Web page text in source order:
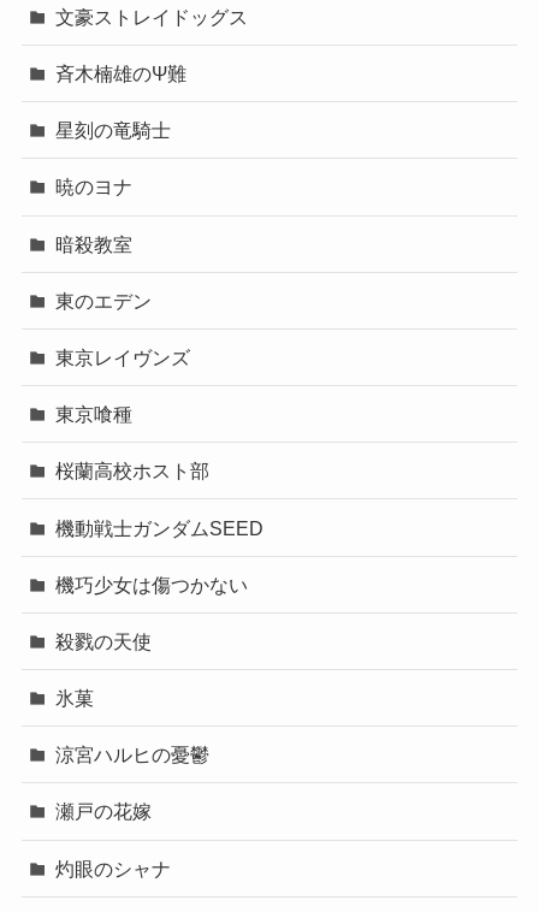
文豪ストレイドッグス
斉木楠雄のΨ難
星刻の竜騎士
暁のヨナ
暗殺教室
東のエデン
東京レイヴンズ
東京喰種
桜蘭高校ホスト部
機動戦士ガンダムSEED
機巧少女は傷つかない
殺戮の天使
氷菓
涼宮ハルヒの憂鬱
瀬戸の花嫁
灼眼のシャナ